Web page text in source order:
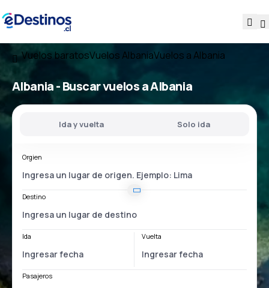
Vuelos baratosVuelos AlbaniaVuelos a Albania
Albania - Buscar vuelos a Albania
Ida y vuelta Solo ida
Orgien
Destino
Ida Vuelta
Pasajeros